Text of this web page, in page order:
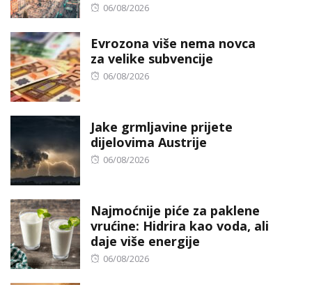
Posted
06/08/2026
Evrozona više nema novca
za velike subvencije
Posted
06/08/2026
Jake grmljavine prijete
dijelovima Austrije
Posted
06/08/2026
Najmoćnije piće za paklene
vrućine: Hidrira kao voda, ali
daje više energije
Posted
06/08/2026